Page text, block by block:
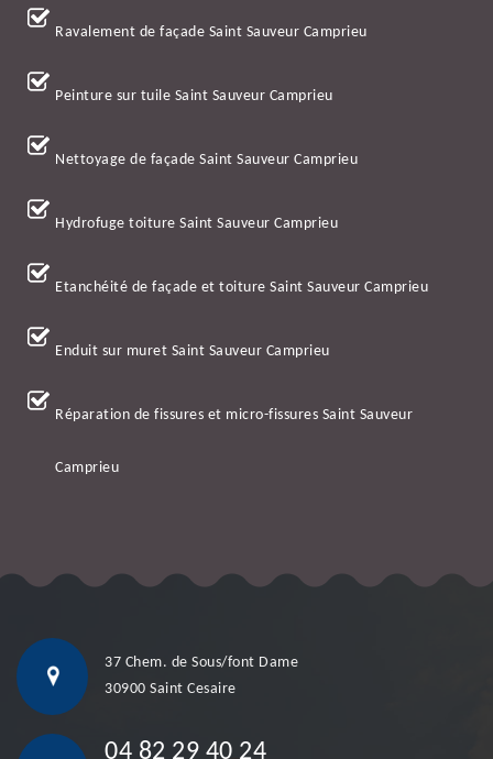
Ravalement de façade Saint Sauveur Camprieu
Peinture sur tuile Saint Sauveur Camprieu
Nettoyage de façade Saint Sauveur Camprieu
Hydrofuge toiture Saint Sauveur Camprieu
Etanchéité de façade et toiture Saint Sauveur Camprieu
Enduit sur muret Saint Sauveur Camprieu
Réparation de fissures et micro-fissures Saint Sauveur
Camprieu
37 Chem. de Sous/font Dame
30900 Saint Cesaire
04 82 29 40 24